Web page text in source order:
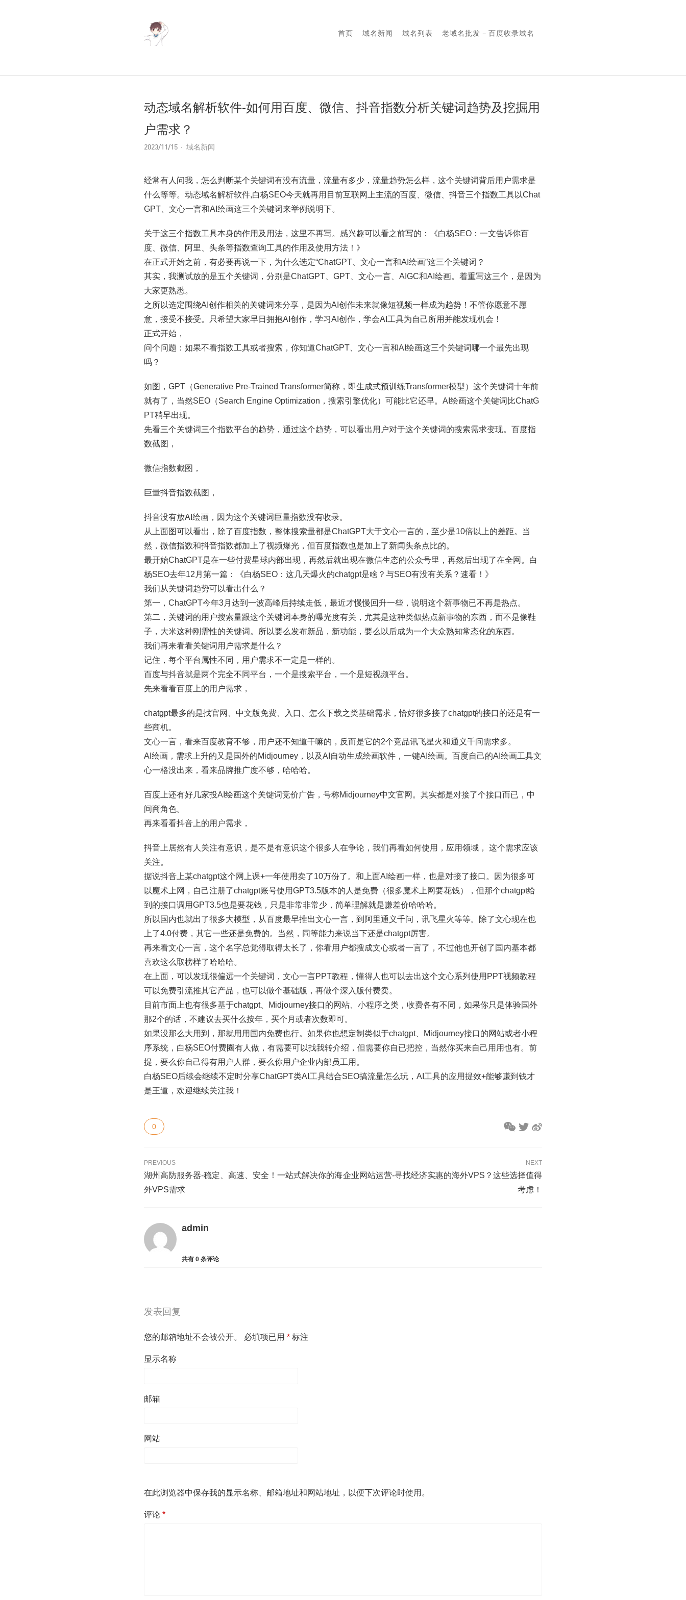
首页 域名新闻 域名列表 老域名批发 – 百度收录域名
动态域名解析软件-如何用百度、微信、抖音指数分析关键词趋势及挖掘用
户需求？
2023/11/15 域名新闻
经常有人问我，怎么判断某个关键词有没有流量，流量有多少，流量趋势怎么样，这个关键词背后用户需求是
什么等等。动态域名解析软件,白杨SEO今天就再用目前互联网上主流的百度、微信、抖音三个指数工具以Chat
GPT、文心一言和AI绘画这三个关键词来举例说明下。
关于这三个指数工具本身的作用及用法，这里不再写。感兴趣可以看之前写的：《白杨SEO：一文告诉你百
度、微信、阿里、头条等指数查询工具的作用及使用方法！》
在正式开始之前，有必要再说一下，为什么选定“ChatGPT、文心一言和AI绘画”这三个关键词？
其实，我测试放的是五个关键词，分别是ChatGPT、GPT、文心一言、AIGC和AI绘画。着重写这三个，是因为
大家更熟悉。
之所以选定围绕AI创作相关的关键词来分享，是因为AI创作未来就像短视频一样成为趋势！不管你愿意不愿
意，接受不接受。只希望大家早日拥抱AI创作，学习AI创作，学会AI工具为自己所用并能发现机会！
正式开始，
问个问题：如果不看指数工具或者搜索，你知道ChatGPT、文心一言和AI绘画这三个关键词哪一个最先出现
吗？
如图，GPT（Generative Pre-Trained Transformer简称，即生成式预训练Transformer模型）这个关键词十年前
就有了，当然SEO（Search Engine Optimization，搜索引擎优化）可能比它还早。AI绘画这个关键词比ChatG
PT稍早出现。
先看三个关键词三个指数平台的趋势，通过这个趋势，可以看出用户对于这个关键词的搜索需求变现。百度指
数截图，
微信指数截图，
巨量抖音指数截图，
抖音没有放AI绘画，因为这个关键词巨量指数没有收录。
从上面图可以看出，除了百度指数，整体搜索量都是ChatGPT大于文心一言的，至少是10倍以上的差距。当
然，微信指数和抖音指数都加上了视频爆光，但百度指数也是加上了新闻头条点比的。
最开始ChatGPT是在一些付费星球内部出现，再然后就出现在微信生态的公众号里，再然后出现了在全网。白
杨SEO去年12月第一篇：《白杨SEO：这几天爆火的chatgpt是啥？与SEO有没有关系？速看！》
我们从关键词趋势可以看出什么？
第一，ChatGPT今年3月达到一波高峰后持续走低，最近才慢慢回升一些，说明这个新事物已不再是热点。
第二，关键词的用户搜索量跟这个关键词本身的曝光度有关，尤其是这种类似热点新事物的东西，而不是像鞋
子，大米这种刚需性的关键词。所以要么发布新品，新功能，要么以后成为一个大众熟知常态化的东西。
我们再来看看关键词用户需求是什么？
记住，每个平台属性不同，用户需求不一定是一样的。
百度与抖音就是两个完全不同平台，一个是搜索平台，一个是短视频平台。
先来看看百度上的用户需求，
chatgpt最多的是找官网、中文版免费、入口、怎么下载之类基础需求，恰好很多接了chatgpt的接口的还是有一
些商机。
文心一言，看来百度教育不够，用户还不知道干嘛的，反而是它的2个竞品讯飞星火和通义千问需求多。
AI绘画，需求上升的又是国外的Midjourney，以及AI自动生成绘画软件，一键AI绘画。百度自己的AI绘画工具文
心一格没出来，看来品牌推广度不够，哈哈哈。
百度上还有好几家投AI绘画这个关键词竞价广告，号称Midjourney中文官网。其实都是对接了个接口而已，中
间商角色。
再来看看抖音上的用户需求，
抖音上居然有人关注有意识，是不是有意识这个很多人在争论，我们再看如何使用，应用领域， 这个需求应该
关注。
据说抖音上某chatgpt这个网上课+一年使用卖了10万份了。和上面AI绘画一样，也是对接了接口。因为很多可
以魔术上网，自己注册了chatgpt账号使用GPT3.5版本的人是免费（很多魔术上网要花钱），但那个chatgpt给
到的接口调用GPT3.5也是要花钱，只是非常非常少，简单理解就是赚差价哈哈哈。
所以国内也就出了很多大模型，从百度最早推出文心一言，到阿里通义千问，讯飞星火等等。除了文心现在也
上了4.0付费，其它一些还是免费的。当然，同等能力来说当下还是chatgpt厉害。
再来看文心一言，这个名字总觉得取得太长了，你看用户都搜成文心或者一言了，不过他也开创了国内基本都
喜欢这么取榜样了哈哈哈。
在上面，可以发现很偏远一个关键词，文心一言PPT教程，懂得人也可以去出这个文心系列使用PPT视频教程
可以免费引流推其它产品，也可以做个基础版，再做个深入版付费卖。
目前市面上也有很多基于chatgpt、Midjourney接口的网站、小程序之类，收费各有不同，如果你只是体验国外
那2个的话，不建议去买什么按年，买个月或者次数即可。
如果没那么大用到，那就用用国内免费也行。如果你也想定制类似于chatgpt、Midjourney接口的网站或者小程
序系统，白杨SEO付费圈有人做，有需要可以找我转介绍，但需要你自已把控，当然你买来自己用用也有。前
提，要么你自己得有用户人群，要么你用户企业内部员工用。
白杨SEO后续会继续不定时分享ChatGPT类AI工具结合SEO搞流量怎么玩，AI工具的应用提效+能够赚到钱才
是王道，欢迎继续关注我！
0
PREVIOUS
湖州高防服务器-稳定、高速、安全！一站式解决你的海
外VPS需求
NEXT
企业网站运营-寻找经济实惠的海外VPS？这些选择值得
考虑！
admin
共有 0 条评论
发表回复
您的邮箱地址不会被公开。 必填项已用 * 标注
显示名称
邮箱
网站
在此浏览器中保存我的显示名称、邮箱地址和网站地址，以便下次评论时使用。
评论 *